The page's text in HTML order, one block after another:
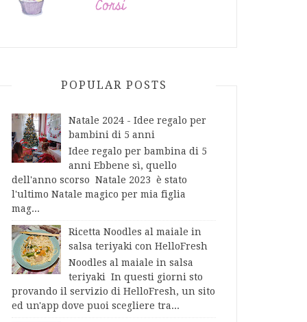
POPULAR POSTS
Natale 2024 - Idee regalo per
bambini di 5 anni
Idee regalo per bambina di 5
anni Ebbene sì, quello
dell'anno scorso Natale 2023 è stato
l'ultimo Natale magico per mia figlia
mag...
Ricetta Noodles al maiale in
salsa teriyaki con HelloFresh
Noodles al maiale in salsa
teriyaki In questi giorni sto
provando il servizio di HelloFresh, un sito
ed un'app dove puoi scegliere tra...